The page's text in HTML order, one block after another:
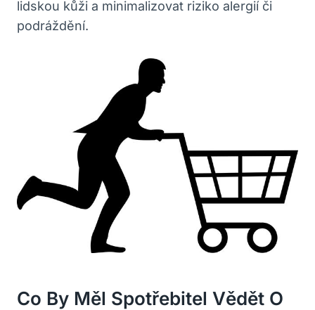
lidskou kůži⁣ a minimalizovat riziko alergií či
podráždění.
Co By Měl Spotřebitel Vědět⁢ O